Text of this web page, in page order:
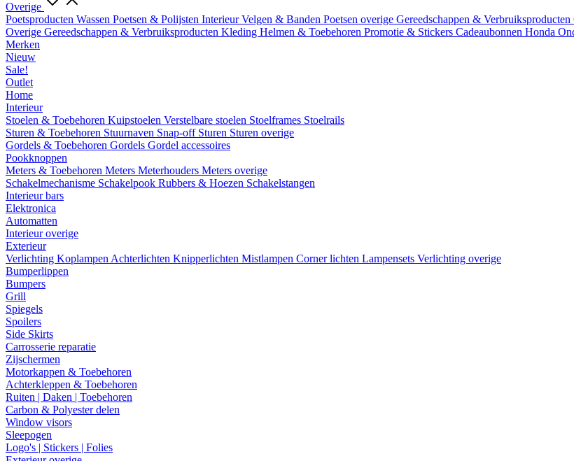
Overige
Poetsproducten Wassen Poetsen & Polijsten InterieurVelgen & Banden Poetsen overige Gereedschappen & Verbruiksproducten
Overige Gereedschappen & Verbruiksproducten Kleding Helmen & Toebehoren Promotie & Stickers Cadeaubonnen Honda
Merken
Nieuw
Sale!
Outlet
Home
Interieur
Stoelen & Toebehoren Kuipstoelen Verstelbare stoelen Stoelframes Stoelrails
Sturen & Toebehoren Stuurnaven Snap-off Sturen Sturen overige
Gordels & Toebehoren Gordels Gordel accessoires
Pookknoppen
Meters & Toebehoren Meters Meterhouders Meters overige
Schakelmechanisme Schakelpook Rubbers & Hoezen Schakelstangen
Interieur bars
Elektronica
Automatten
Interieur overige
Exterieur
Verlichting Koplampen Achterlichten Knipperlichten Mistlampen Corner lichten Lampensets Verlichting overige
Bumperlippen
Bumpers
Grill
Spiegels
Spoilers
Side Skirts
Carrosserie reparatie
Zijschermen
Motorkappen & Toebehoren
Achterkleppen & Toebehoren
Ruiten | Daken | Toebehoren
Carbon & Polyester delen
Window visors
Sleepogen
Logo's | Stickers | Folies